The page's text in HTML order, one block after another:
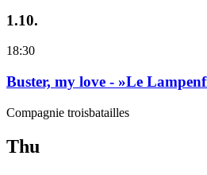
1.10.
18:30
Buster, my love - »Le
Compagnie troisbatailles
Thu